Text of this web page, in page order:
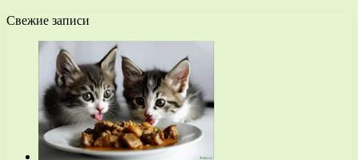
Свежие записи